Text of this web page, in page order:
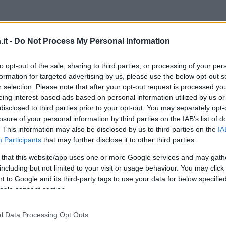
- Do Not Process My Personal Information
opt-out of the sale, sharing to third parties, or processing of your
for targeted advertising by us, please use the below opt-out
selection. Please note that after your opt-out request is processed
interest-based ads based on personal information utilized by us
to third parties prior to your opt-out. You may separately
of your personal information by third parties on the IAB’s list of
This information may also be disclosed by us to third parties on the
Participants that may further disclose it to other third parties.
that this website/app uses one or more Google services and may
but not limited to your visit or usage behaviour. You may
to Google and its third-party tags to use your data for below
consent section.
Data Processing Opt Outs
già molto presa. A quanto dicono gli
di essere mollata proprio altelefono,
ha spiegato che tra loro non poteva
dichiarato al magazine:
Non sa proprio cosa ha fatto di male
molto scottata da questa storia.
quella di Gyllenhaal, considerando
in una maniera analoga dal suo
. Povera Taylor allora, ma almeno potrà